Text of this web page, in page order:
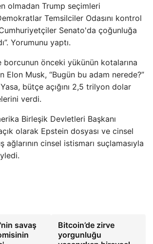
olmadan Trump seçimleri
Temsilciler Odasını kontrol
Senato'da çoğunluğa
Yorumunu yaptı.
borcunun önceki yükünün kotalarına
Elon Musk, “Bugün bu adam nerede?”
bütçe açığını 2,5 trilyon dolar
verdi.
Birleşik Devletleri Başkanı
olarak Epstein dosyası ve cinsel
ağlarının cinsel istismarı suçlamasıyla
savaş
Bitcoin’de zirve
yorgunluğu